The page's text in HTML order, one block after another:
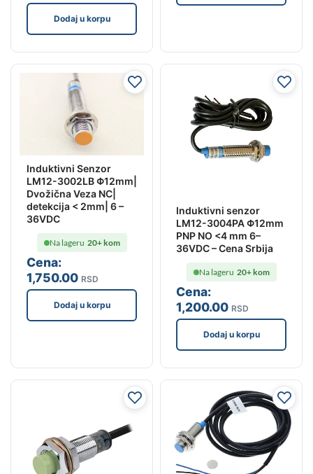
Dodaj u korpu
Induktivni Senzor
LM12-3002LB Φ12mm|
Dvožična Veza NC|
detekcija < 2mm| 6 –
36VDC
Cena:
1,750.00 RSD
Na lageru 20+ kom
Dodaj u korpu
Induktivni senzor
LM12-3004PA Φ12mm
PNP NO <4 mm 6–
36VDC – Cena Srbija
Cena:
1,200.00 RSD
Na lageru 20+ kom
Dodaj u korpu